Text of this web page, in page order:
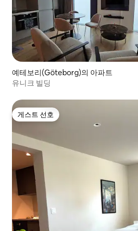
예테보리(Göteborg)의 아파트
유니크 빌딩
게스트 선호
게스트 선호